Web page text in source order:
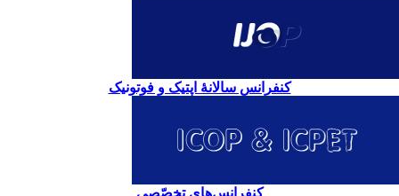
کنفرانس سالانۀ اپتیک و فوتونیک
کنفرانس‌های تخصّصی